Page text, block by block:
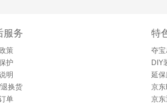
服务
策
护
明
换货
单
特
夺宝
DIY
延保
京
京